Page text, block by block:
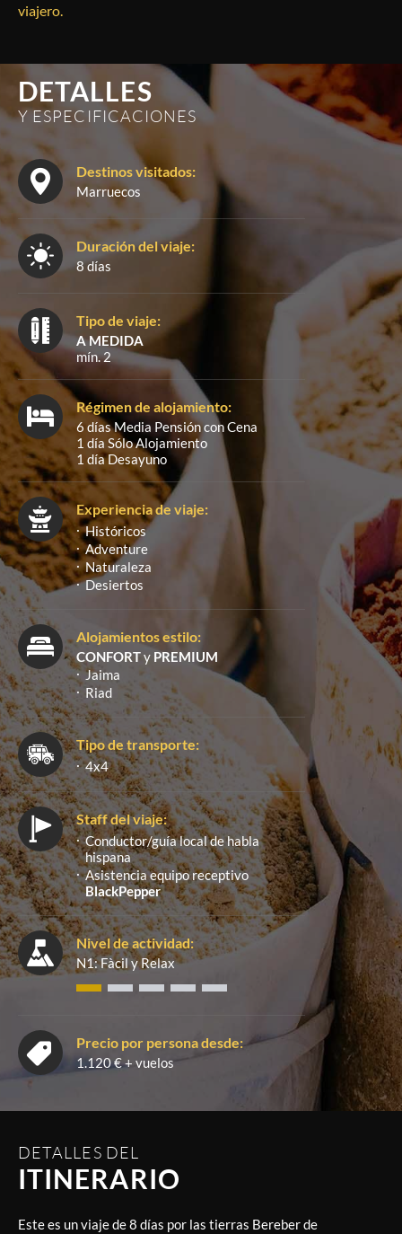
viajero.
DETALLES
Y ESPECIFICACIONES
Destinos visitados:
Marruecos
Duración del viaje:
8 días
Tipo de viaje:
A MEDIDA
mín. 2
Régimen de alojamiento:
6 días Media Pensión con Cena
1 día Sólo Alojamiento
1 día Desayuno
Experiencia de viaje:
Históricos
Adventure
Naturaleza
Desiertos
Alojamientos estilo:
CONFORTy PREMIUM
Jaima
Riad
Tipo de transporte:
4x4
Staff del viaje:
Conductor/guía local de habla
hispana
Asistencia equipo receptivo
BlackPepper
Nivel de actividad:
N1: Fàcil y Relax
Precio por persona desde:
1.120 € + vuelos
DETALLES DEL
ITINERARIO
Este es un viaje de 8 días por las tierras Bereber de